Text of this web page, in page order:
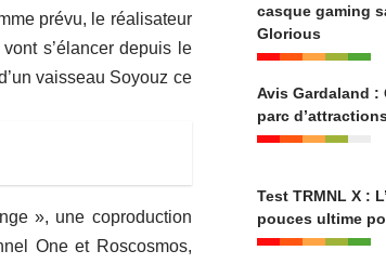
prévu, le réalisateur
s’élancer depuis le
vaisseau Soyouz ce
», une coproduction
One et Roscosmos,
casque gaming
Glorious
Avis Gardaland :
parc
Test TRMNL X :
pouces ultime